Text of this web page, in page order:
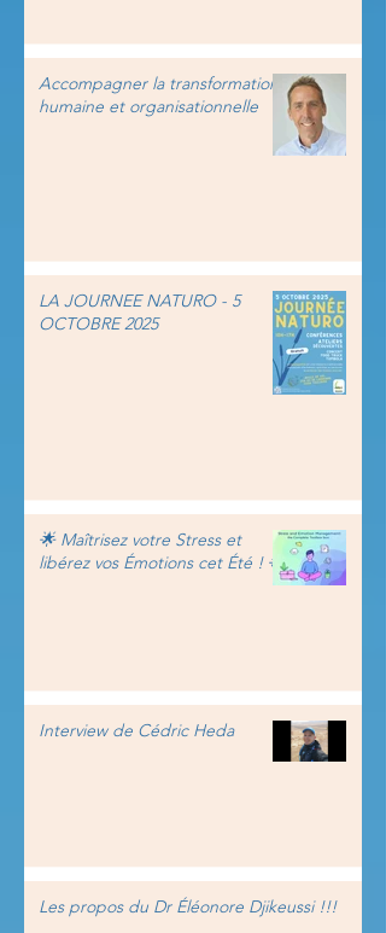
Accompagner la transformation
humaine et organisationnelle
LA JOURNEE NATURO - 5
OCTOBRE 2025
🌟 Maîtrisez votre Stress et
libérez vos Émotions cet Été ! 🌟
Interview de Cédric Heda
Les propos du Dr Éléonore Djikeussi !!!